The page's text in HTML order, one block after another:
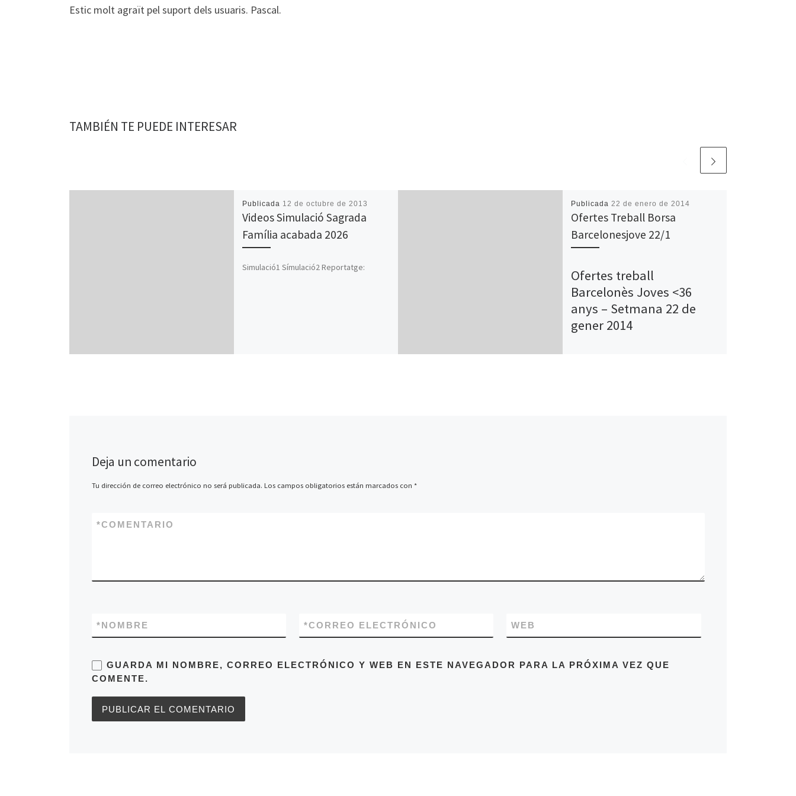
Estic molt agraït pel suport dels usuaris. Pascal.
TAMBIÉN TE PUEDE INTERESAR
Publicada 12 de octubre de 2013
Videos Simulació Sagrada
Família acabada 2026
Simulació1 Símulació2 Reportatge:
Publicada 22 de enero de 2014
Ofertes Treball Borsa
Barcelonesjove 22/1
Ofertes treball
Barcelonès Joves <36
anys – Setmana 22 de
gener 2014
Deja un comentario
Tu dirección de correo electrónico no será publicada. Los campos obligatorios están marcados con *
COMENTARIO
*
NOMBRE
* CORREO ELECTRÓNICO
* WEB
GUARDA MI NOMBRE, CORREO ELECTRÓNICO Y WEB EN ESTE NAVEGADOR PARA LA PRÓXIMA VEZ QUE
COMENTE.